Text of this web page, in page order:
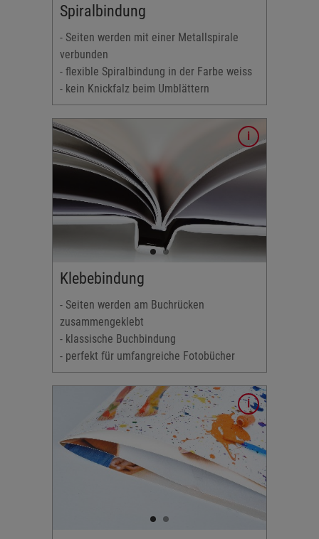
Spiralbindung
- Seiten werden mit einer Metallspirale
verbunden
- flexible Spiralbindung in der Farbe weiss
- kein Knickfalz beim Umblättern
Klebebindung
- Seiten werden am Buchrücken
zusammengeklebt
- klassische Buchbindung
- perfekt für umfangreiche Fotobücher